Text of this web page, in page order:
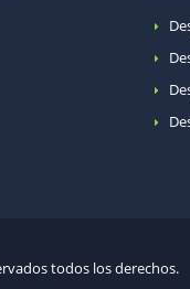
todos los derechos.